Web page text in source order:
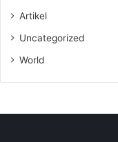
Artikel
Uncategorized
World